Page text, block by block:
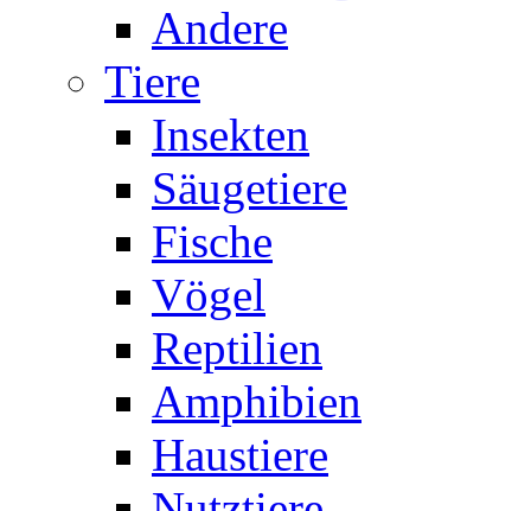
Andere
Tiere
Insekten
Säugetiere
Fische
Vögel
Reptilien
Amphibien
Haustiere